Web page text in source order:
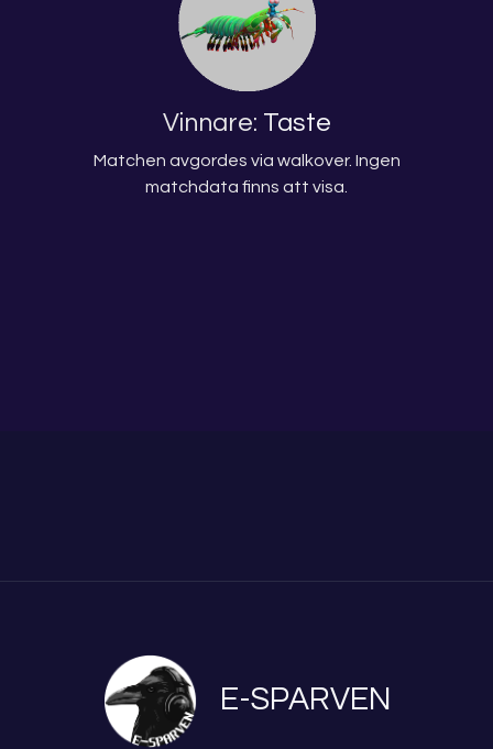
Vinnare: Taste
Matchen avgordes via walkover. Ingen
matchdata finns att visa.
E-SPARVEN